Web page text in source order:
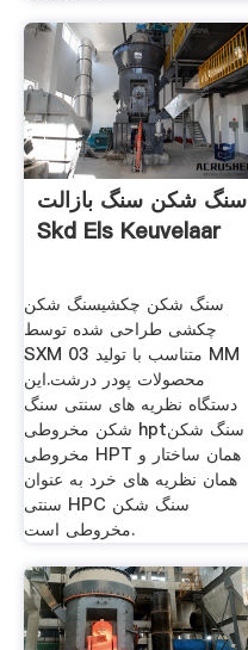
سنگ شکن سنگ بازالت
Skd Els Keuvelaar
سنگ شکن چکشیسنگ شکن
چکشی طراحی شده توسط
SXM متناسب با تولید 03 MM
محصولات پودر درشت.این
دستگاه نظریه های سنتی سنگ
شکن مخروطی hptسنگ شکن
مخروطی HPT همان ساختار و
همان نظریه های خرد به عنوان
سنتی HPC سنگ شکن
مخروطی است.